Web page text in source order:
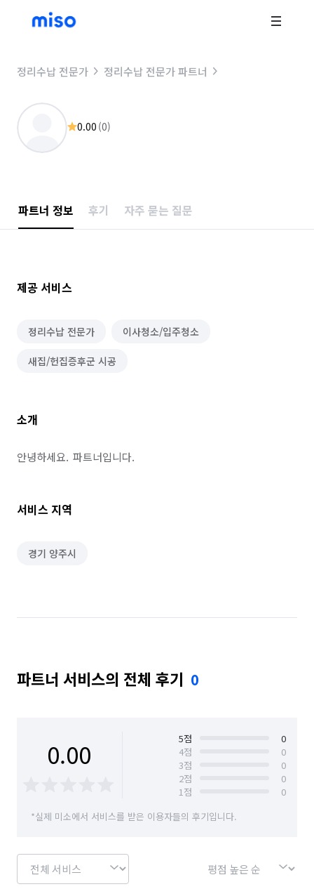
정리수납 전문가 정리수납 전문가 파트너
0.00 (0)
파트너 정보 후기 자주 묻는 질문
제공 서비스
정리수납 전문가 이사청소/입주청소
새집/헌집증후군 시공
소개
안녕하세요.  파트너입니다.
서비스 지역
경기 양주시
파트너 서비스의 전체 후기 0
0.00 5점
0
4점
0
3점
0
2점
0
1점
0
*실제 미소에서 서비스를 받은 이용자들의 후기입니다.